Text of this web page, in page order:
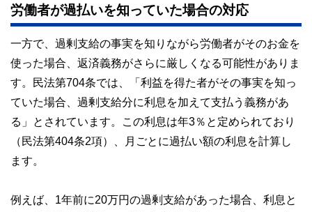
労働者が過払いを知っていた場合の対応
一方で、過剰支給の事実を知りながら労働者がそのお金を
使った場合、返済義務がさらに厳しくなる可能性がありま
す。民法第704条では、「利益を得た者がその事実を知っ
ていた場合、過剰支給分に利息を加えて支払う義務があ
る」とされています。この利息は年3％と定められており
（民法第404条2項）、月ごとに過払い額の利息を計算し
ます。
例えば、1年前に20万円の過剰支給があった場合、利息と